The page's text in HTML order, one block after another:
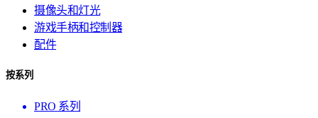
摄像头和灯光
游戏手柄和控制器
配件
按系列
PRO 系列